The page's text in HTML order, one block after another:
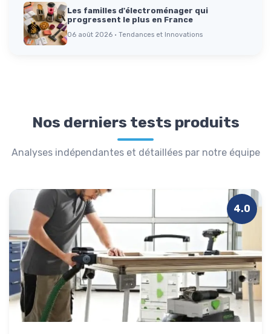
Les familles d'électroménager qui
progressent le plus en France
06 août 2026 · Tendances et Innovations
Nos derniers tests produits
Analyses indépendantes et détaillées par notre équipe
4.0